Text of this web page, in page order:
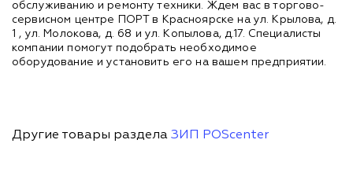
обслуживанию и ремонту техники. Ждем вас в торгово-
сервисном центре ПОРТ в Красноярске на ул. Крылова, д.
1 , ул. Молокова, д. 68 и ул. Копылова, д.17. Специалисты
компании помогут подобрать необходимое
оборудование и установить его на вашем предприятии.
Другие товары раздела ЗИП POScenter